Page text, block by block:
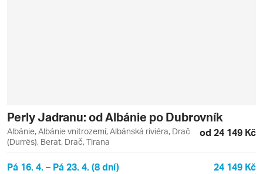
Perly Jadranu: od Albánie po Dubrovník
Albánie, Albánie vnitrozemí, Albánská riviéra, Drač
(Durrës), Berat, Drač, Tirana
od 24 149 Kč
Pá 16. 4. – Pá 23. 4. (8 dní) 24 149 Kč